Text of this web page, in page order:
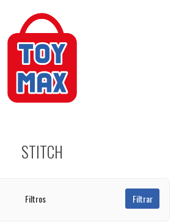
STITCH
Filtros Filtrar